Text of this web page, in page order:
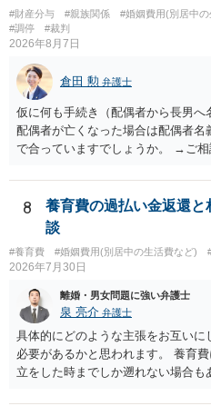
を回収することになる）、「一括返
書面が送られるとしてもあくまで形
ます。
#財産分与 #親族関係 #婚姻費用(別居中
#調停
#裁判
2026年8月7日
倉田 勲 弁護士
仮に何も手続き（配偶者から長男へ
配偶者が亡くなった場合は配偶者
で合っていますでしょうか。 →ご
完全に所有する場合は、他の相続
償金の支払いが必要になります。
8
養育費の過払い金返還と
談
#養育費 #婚姻費用(別居中の生活費など)
2026年7月30日
離婚・男女問題に強い弁護士
泉 亮介 弁護士
具体的にどのような主張をお互い
必要があるかと思われます。 養育
立をした時までしか遡れない場合
養育費に関するやりとり等があれ